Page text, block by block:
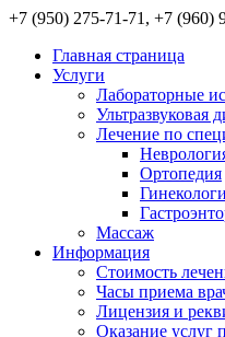
+7 (950) 275-71-71, +7 (960)
Главная страница
Услуги
Лабораторные
Ультразвуковая
Лечение по
Ортопедия
Массаж
Информация
Стоимость
Часы приема
Лицензия и
Оказание